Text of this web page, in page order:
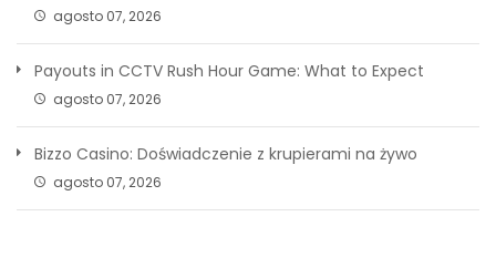
agosto 07, 2026
Payouts in CCTV Rush Hour Game: What to Expect
agosto 07, 2026
Bizzo Casino: Doświadczenie z krupierami na żywo
agosto 07, 2026